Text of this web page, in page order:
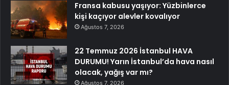
Fransa kabusu yaşıyor: Yüzbinlerce
kişi kaçıyor alevler kovalıyor
Ağustos 7, 2026
22 Temmuz 2026 İstanbul HAVA
DURUMU! Yarın İstanbul’da hava nasıl
olacak, yağış var mı?
Ağustos 7, 2026